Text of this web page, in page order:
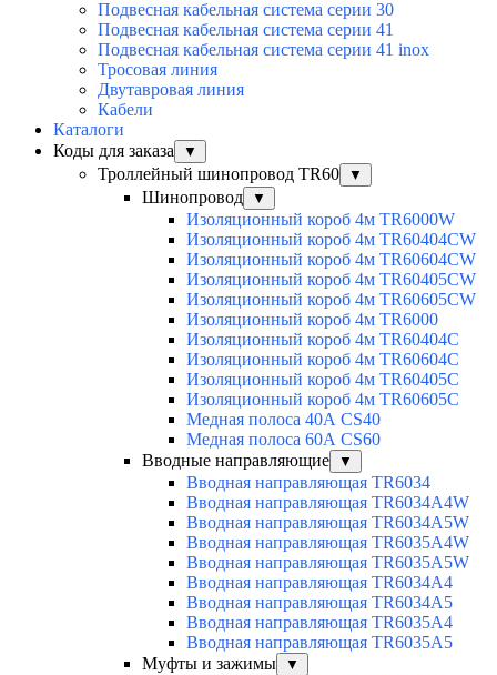
Подвесная кабельная система серии 30
Подвесная кабельная система серии 41
Подвесная кабельная система серии 41 inox
Тросовая линия
Двутавровая линия
Кабели
Каталоги
Коды для заказа
▼
Троллейный шинопровод TR60 ▼
Шинопровод ▼
Изоляционный короб 4м TR6000W
Изоляционный короб 4м TR60404CW
Изоляционный короб 4м TR60604CW
Изоляционный короб 4м TR60405CW
Изоляционный короб 4м TR60605CW
Изоляционный короб 4м TR6000
Изоляционный короб 4м TR60404C
Изоляционный короб 4м TR60604C
Изоляционный короб 4м TR60405C
Изоляционный короб 4м TR60605C
Медная полоса 40А CS40
Медная полоса 60А CS60
Вводные направляющие
▼
Вводная направляющая TR6034
Вводная направляющая TR6034A4W
Вводная направляющая TR6034A5W
Вводная направляющая TR6035A4W
Вводная направляющая TR6035A5W
Вводная направляющая TR6034A4
Вводная направляющая TR6034A5
Вводная направляющая TR6035A4
Вводная направляющая TR6035A5
Муфты и зажимы
▼